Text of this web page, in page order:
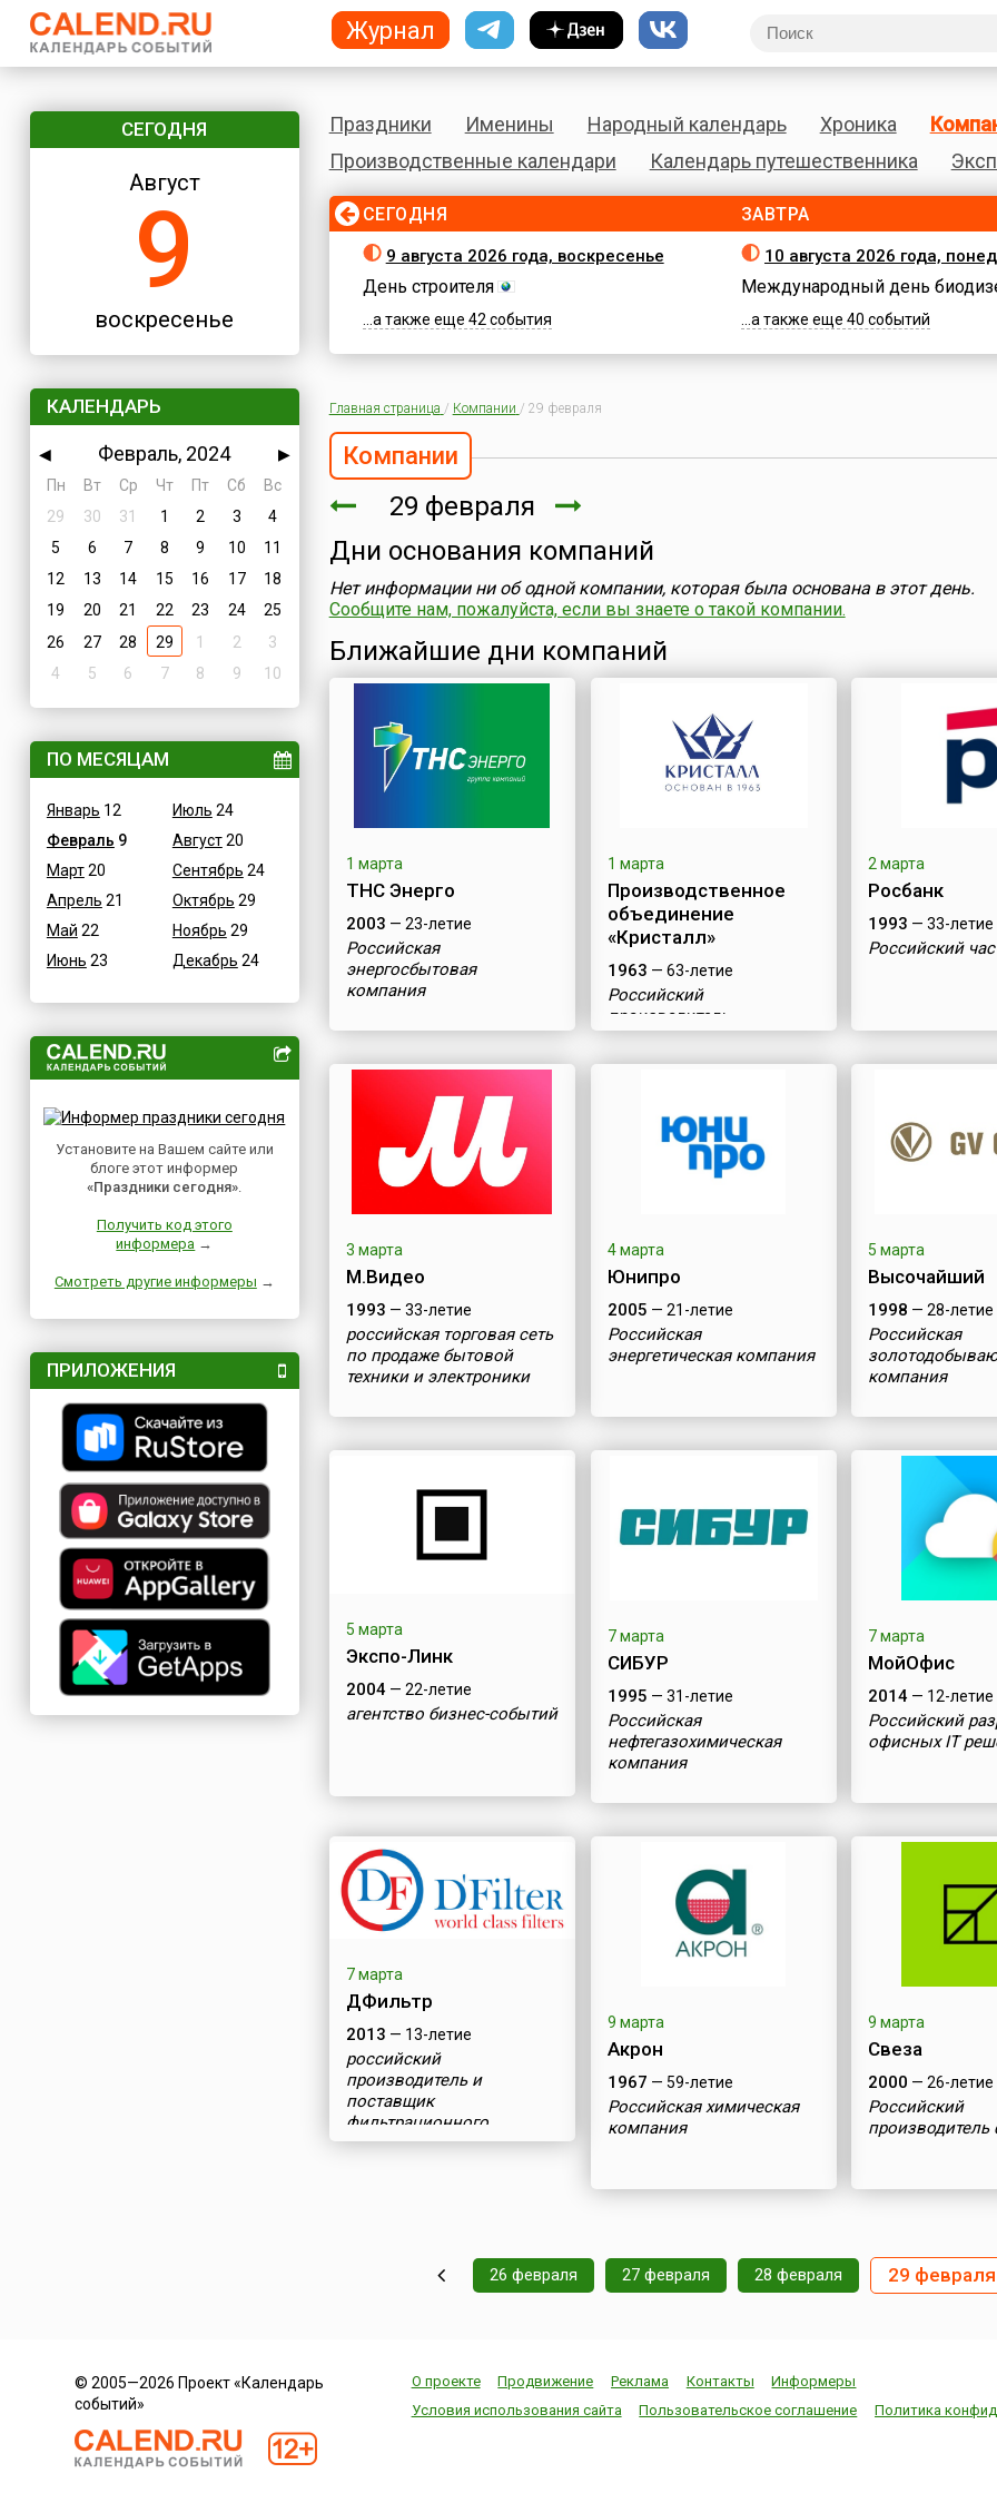
СЕГОДНЯ
Август
9
воскресенье
КАЛЕНДАРЬ
◀ Февраль, 2024
▶
Пн
Вт Ср Чт Пт Сб
Вс
29
30 31 1 2 3
4
5
6 7 8 9 10
11
12
13 14 15 16 17
18
19
20 21 22 23 24
25
26
27 28 29 1 2
3
4
5 6 7 8 9 10
ПО МЕСЯЦАМ
Январь 12
Февраль 9
Март20
Апрель 21
Май 22
Июнь 23
Июль 24
Август20
Сентябрь 24
Октябрь 29
Ноябрь 29
Декабрь 24
Установите на Вашем сайте или
блоге этот информер
«Праздники сегодня».
Получить код этого
информера →
Смотреть другие информеры →
ПРИЛОЖЕНИЯ
Праздники Именины Народный календарь Хроника
Производственные календари
Календарь путешественника
СЕГОДНЯ
9 августа 2026 года, воскресенье
День строителя
...а также еще 42 события
ЗАВТРА
10 августа 2026 года,
Международный день
...а также еще 40 событий
Главная страница / Компании / 29 февраля
Компании
29 февраля
Дни основания компаний
Нет информации ни об одной компании, которая была основана в этот день.
Сообщите нам, пожалуйста, если вы знаете о такой компании.
Ближайшие дни компаний
1 марта
ТНС Энерго
2003 — 23-летие
Российская
энергосбытовая
компания
1 марта
Производственное
объединение
«Кристалл»
1963 — 63-летие
Российский
производитель
бриллиантов
2 марта
Росбанк
1993 — 33-летие
Российский
3 марта
М.Видео
1993 — 33-летие
российская торговая сеть
по продаже бытовой
техники и электроники
4 марта
Юнипро
2005 — 21-летие
Российская
энергетическая компания
5 марта
Высочайший
1998 — 28-летие
Российская
компания
5 марта
Экспо-Линк
2004— 22-летие
агентство бизнес-событий
7 марта
СИБУР
1995 — 31-летие
Российская
нефтегазохимическая
компания
7 марта
МойОфис
2014 — 12-летие
Российский
офисных IT
7 марта
ДФильтр
2013 — 13-летие
российский
производитель и
поставщик
фильтрационного
оборудования и
9 марта
Акрон
1967 — 59-летие
Российская химическая
компания
9 марта
Свеза
2000 — 26-летие
Российский
26 февраля 27 февраля 28 февраля 29 февраля
© 2005—2026 Проект «Календарь
событий»
О проекте Продвижение Реклама Контакты
Информеры
Условия использования сайта
Пользовательское соглашение Политика
Журнал